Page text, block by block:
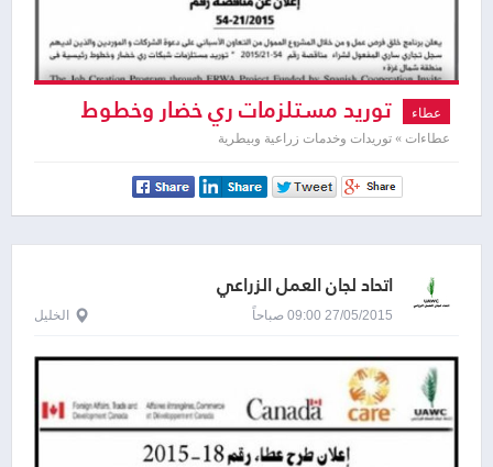
عطاء توريد مستلزمات ري خضار وخطوط
رئيسية
عطاءات » توريدات وخدمات زراعية وبيطرية
اتحاد لجان العمل الزراعي
27/05/2015 09:00 صباحاً الخليل